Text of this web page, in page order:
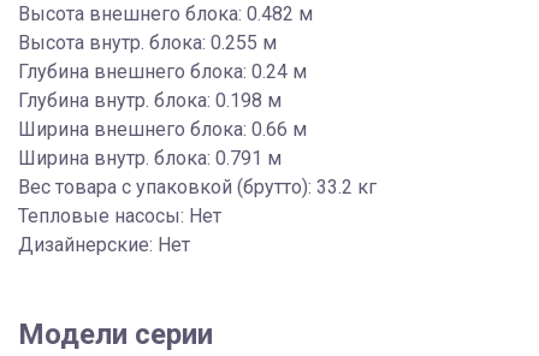
Высота внешнего блока: 0.482 м
Высота внутр. блока: 0.255 м
Глубина внешнего блока: 0.24 м
Глубина внутр. блока: 0.198 м
Ширина внешнего блока: 0.66 м
Ширина внутр. блока: 0.791 м
Вес товара с упаковкой (брутто): 33.2 кг
Тепловые насосы: Нет
Дизайнерские: Нет
Модели серии